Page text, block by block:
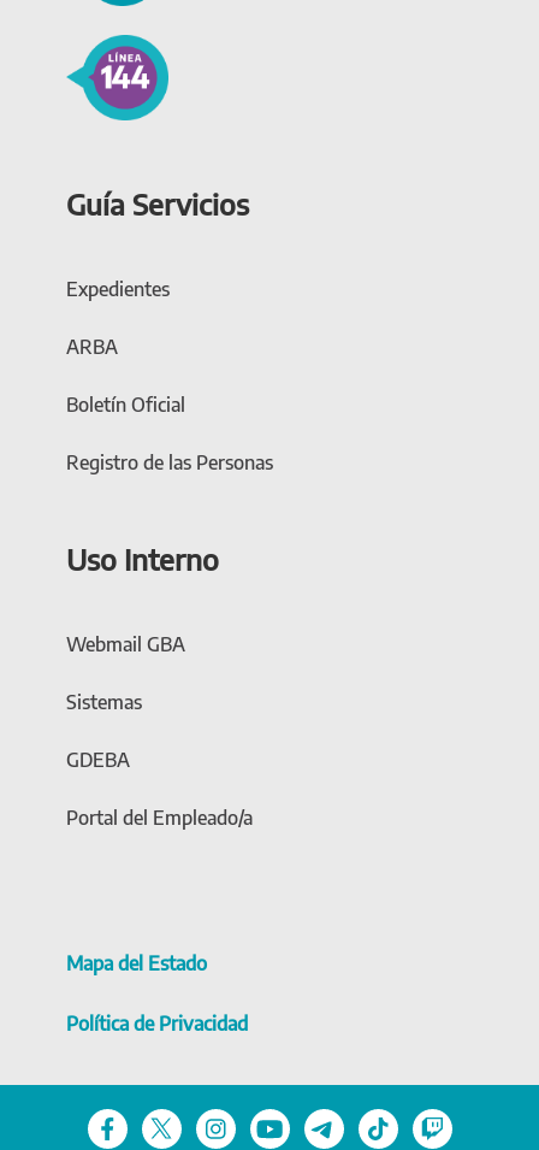
Guía Servicios
Expedientes
ARBA
Boletín Oficial
Registro de las Personas
Uso Interno
Webmail GBA
Sistemas
GDEBA
Portal del Empleado/a
Mapa del Estado
Política de Privacidad